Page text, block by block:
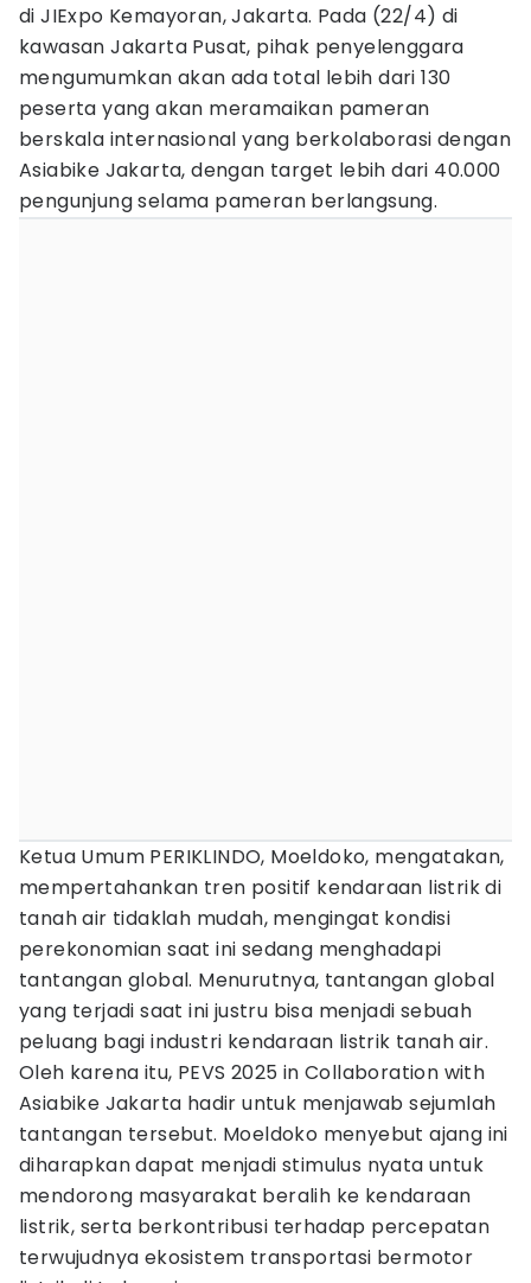
di JIExpo Kemayoran, Jakarta. Pada (22/4) di
kawasan Jakarta Pusat, pihak penyelenggara
mengumumkan akan ada total lebih dari 130
peserta yang akan meramaikan pameran
berskala internasional yang berkolaborasi dengan
Asiabike Jakarta, dengan target lebih dari 40.000
pengunjung selama pameran berlangsung.
Ketua Umum PERIKLINDO, Moeldoko, mengatakan,
mempertahankan tren positif kendaraan listrik di
tanah air tidaklah mudah, mengingat kondisi
perekonomian saat ini sedang menghadapi
tantangan global. Menurutnya, tantangan global
yang terjadi saat ini justru bisa menjadi sebuah
peluang bagi industri kendaraan listrik tanah air.
Oleh karena itu, PEVS 2025 in Collaboration with
Asiabike Jakarta hadir untuk menjawab sejumlah
tantangan tersebut. Moeldoko menyebut ajang ini
diharapkan dapat menjadi stimulus nyata untuk
mendorong masyarakat beralih ke kendaraan
listrik, serta berkontribusi terhadap percepatan
terwujudnya ekosistem transportasi bermotor